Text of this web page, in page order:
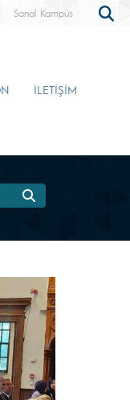
Sanal Kampüs
İLETİŞİM